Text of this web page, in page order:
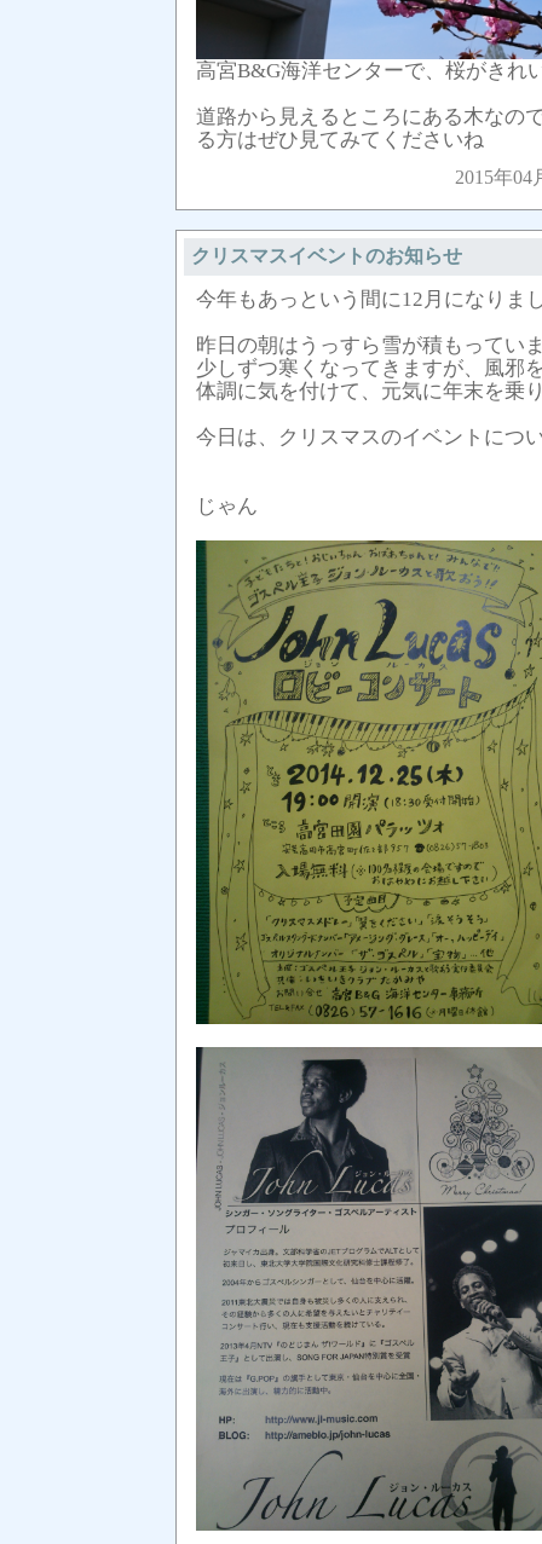
高宮B&G海洋センターで、桜がきれ
道路から見えるところにある木なの
る方はぜひ見てみてくださいね
2015年04
クリスマスイベントのお知らせ
今年もあっという間に12月になりま
昨日の朝はうっすら雪が積もってい
少しずつ寒くなってきますが、風邪
体調に気を付けて、元気に年末を乗
今日は、クリスマスのイベントにつ
じゃん